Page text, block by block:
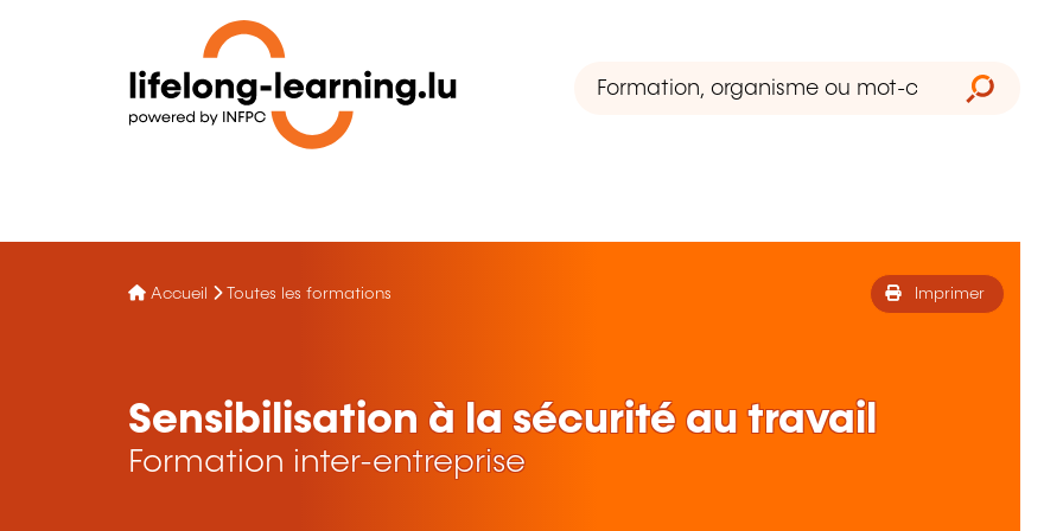
Accueil Toutes les formations Imprimer
Sensibilisation à la sécurité au travail
Formation inter-entreprise